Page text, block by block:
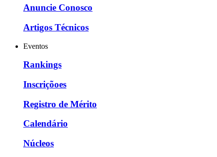
Anuncie Conosco
Artigos Técnicos
Eventos
Rankings
Inscriçõoes
Registro de Mérito
Calendário
Núcleos